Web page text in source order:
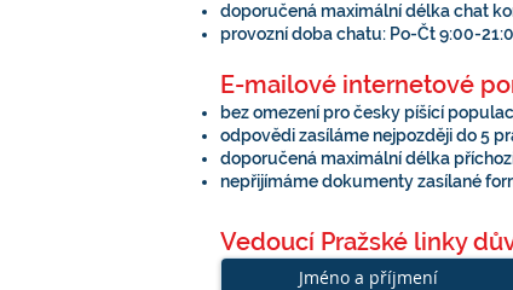
doporučená maximální délka chat
provozní doba chatu: Po-Čt 9:00-
E-mailové internetové
bez omezení pro česky píšící
odpovědi zasíláme nejpozději do 5
doporučená maximální délka
nepřijímáme dokumenty zasílané
Vedoucí Pražské linky
Jméno a příjmení